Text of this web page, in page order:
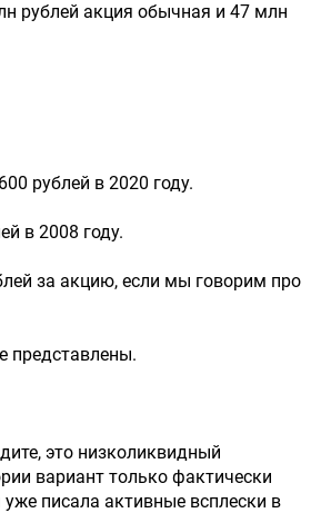
рублей акция обычная и 47 млн
рублей в 2020 году.
в 2008 году.
за акцию, если мы говорим про
представлены.
это низколиквидный
вариант только фактически
писала активные всплески в